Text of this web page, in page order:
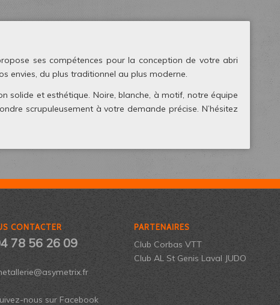
ses compétences pour la conception de votre abri
envies, du plus traditionnel au plus moderne.
solide et esthétique. Noire, blanche, à motif, notre équipe
scrupuleusement à votre demande précise. N’hésitez
CONTACTER
78 56 26 09
nous sur Facebook
PARTENAIRES
Club Corbas VTT
Club AL St Genis Laval JUDO